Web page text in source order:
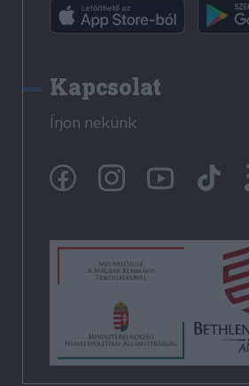
Kapcsolat
Írjon nekünk